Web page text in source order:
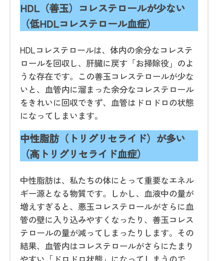
HDL（善玉）コレステロールが少ない
（低HDLコレステロール血症）
HDLコレステロールは、体内の余分なコレステ
ロールを回収し、肝臓に戻す「お掃除役」のよ
うな存在です。この善玉コレステロールが少な
いと、血管内に溜まった余分なコレステロール
をきれいに回収できず、血管はドロドロの状態
になってしまいます。
中性脂肪（トリグリセライド）が多い
（高トリグリセライド血症）
中性脂肪は、私たちの体にとって重要なエネル
ギー源となる物質です。しかし、血液中の量が
増えすぎると、悪玉コレステロールがさらに血
管の壁に入り込みやすくなったり、善玉コレス
テロールの量が減ってしまったりします。その
結果、血管内はコレステロールがさらにたまり